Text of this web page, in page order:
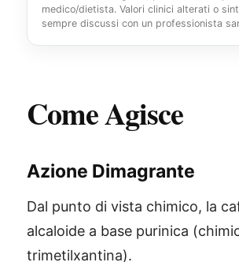
medico/dietista. Valori clinici alterati o
sempre discussi con un professionista
Come Agisce
Azione Dimagrante
Dal punto di vista chimico, la
alcaloide a base purinica
trimetilxantina).